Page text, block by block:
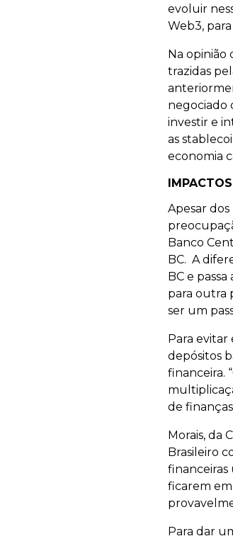
evoluir
Web3,
Na
trazidas
negociado
investir e
as
economia
IMPACTOS
Apesar
Banco
BC. A
BC e
para outra
ser um
Para
depósitos
financeira.
de
Morais, da
Brasileiro
financeiras
ficarem
Para dar